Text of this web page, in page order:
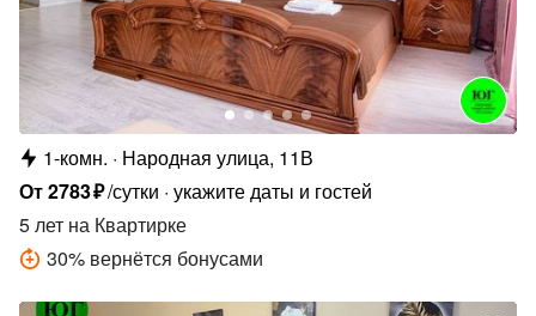
1-комн.
Народная улица, 11В
От2783₽/сутки укажите даты и гостей
5 лет на Квартирке
30% вернётся бонусами